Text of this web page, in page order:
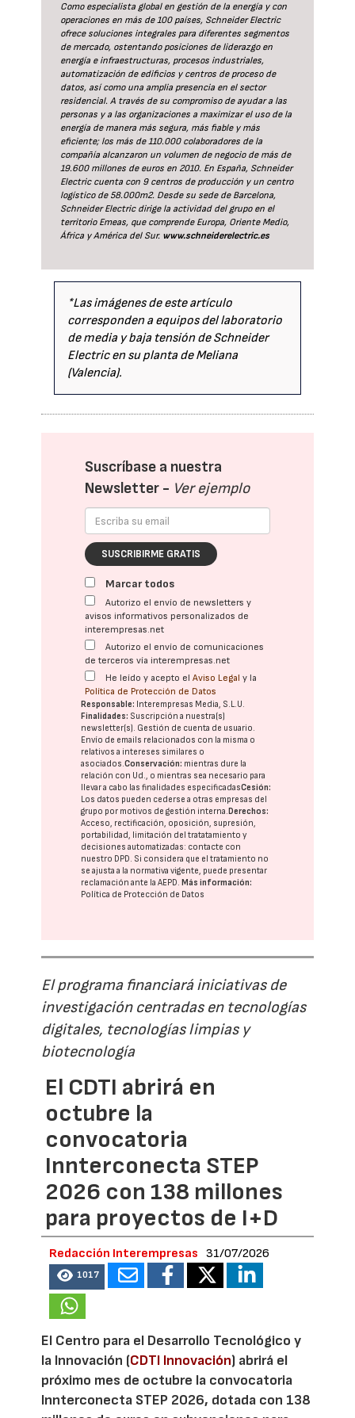
Como especialista global en gestión de la energía y con
operaciones en más de 100 países, Schneider Electric
ofrece soluciones integrales para diferentes segmentos
de mercado, ostentando posiciones de liderazgo en
energía e infraestructuras, procesos industriales,
automatización de edificios y centros de proceso de
datos, así como una amplia presencia en el sector
residencial. A través de su compromiso de ayudar a las
personas y a las organizaciones a maximizar el uso de la
energía de manera más segura, más fiable y más
eficiente; los más de 110.000 colaboradores de la
compañía alcanzaron un volumen de negocio de más de
19.600 millones de euros en 2010. En España, Schneider
Electric cuenta con 9 centros de producción y un centro
logístico de 58.000m2. Desde su sede de Barcelona,
Schneider Electric dirige la actividad del grupo en el
territorio Emeas, que comprende Europa, Oriente Medio,
África y América del Sur. www.schneiderelectric.es
*Las imágenes de este artículo
corresponden a equipos del laboratorio
de media y baja tensión de Schneider
Electric en su planta de Meliana
(Valencia).
Suscríbase a nuestra
Newsletter - Ver ejemplo
SUSCRIBIRME GRATIS
Marcar todos
Autorizo el envío de newsletters y
avisos informativos personalizados de
interempresas.net
Autorizo el envío de comunicaciones
de terceros vía interempresas.net
He leído y acepto elAviso Legal y la
Política de Protección de Datos
Responsable: Interempresas Media, S.L.U.
Finalidades: Suscripción a nuestra(s)
newsletter(s). Gestión de cuenta de usuario.
Envío de emails relacionados con la misma o
relativos a intereses similares o
asociados.Conservación: mientras dure la
relación con Ud., o mientras sea necesario para
llevar a cabo las finalidades especificadasCesión:
Los datos pueden cederse a otras empresas del
grupo por motivos de gestión interna. Derechos:
Acceso, rectificación, oposición, supresión,
portabilidad, limitación del tratatamiento y
decisiones automatizadas: contacte con
nuestro DPD. Si considera que el tratamiento no
se ajusta a la normativa vigente, puede presentar
reclamación ante laAEPD. Más información:
Política de Protección de Datos
El programa financiará iniciativas de
investigación centradas en tecnologías
digitales, tecnologías limpias y
biotecnología
El CDTI abrirá en
octubre la
convocatoria
Innterconecta STEP
2026 con 138 millones
para proyectos de I+D
Redacción Interempresas 31/07/2026
1017
El Centro para el Desarrollo Tecnológico y
la Innovación (CDTI Innovación) abrirá el
próximo mes de octubre la convocatoria
Innterconecta STEP 2026, dotada con 138